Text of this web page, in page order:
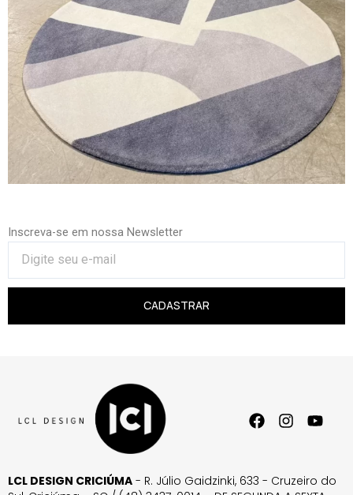
Inscreva-se em nossa Newsletter
CADASTRAR
LCL DESIGN CRICIÚMA - R. Júlio Gaidzinki, 633 - Cruzeiro do